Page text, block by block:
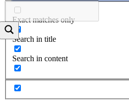
Exact matches only
Search in title
Search in content